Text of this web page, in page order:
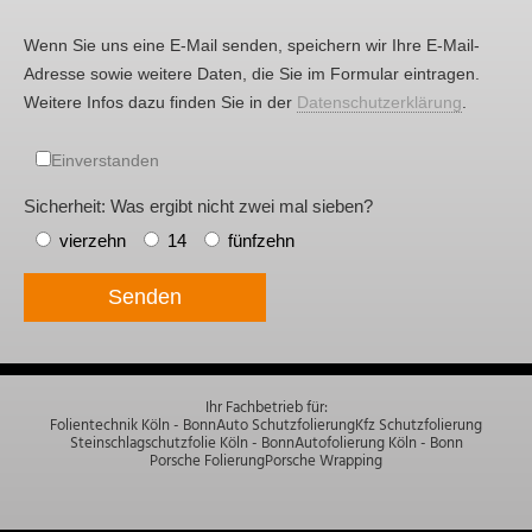
Wenn Sie uns eine E-Mail senden, speichern wir Ihre E-Mail-
Adresse sowie weitere Daten, die Sie im Formular eintragen.
Weitere Infos dazu finden Sie in der Datenschutzerklärung.
Einverstanden
Sicherheit: Was ergibt nicht zwei mal sieben?
vierzehn
14 fünfzehn
Senden
Ihr Fachbetrieb für:
Folientechnik Köln - BonnAuto SchutzfolierungKfz Schutzfolierung
Steinschlagschutzfolie Köln - BonnAutofolierung Köln - Bonn
Porsche FolierungPorsche Wrapping